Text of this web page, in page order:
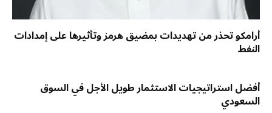
أرامكو تحذر من تهديدات بمضيق هرمز وتأثيرها على إمدادات
النفط
أفضل استراتيجيات الاستثمار طويل الأجل في السوق
السعودي